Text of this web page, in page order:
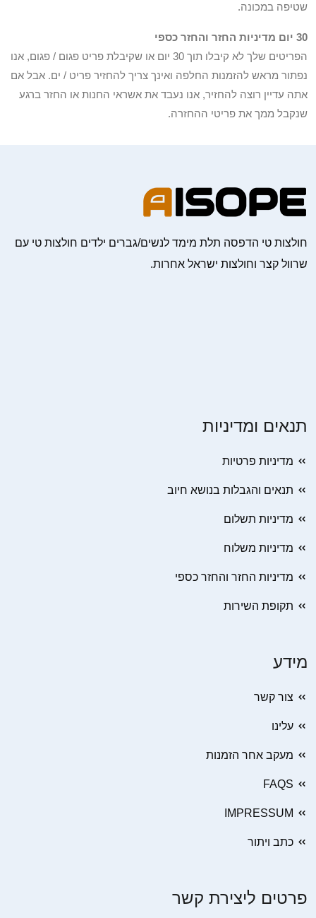
שטיפה במכונה.
30 יום מדיניות החזר והחזר כספי
הפריטים שלך לא קיבלו תוך 30 יום או שקיבלת פריט פגום / פגום, אנו
נפתור מראש להזמנות החלפה ואינך צריך להחזיר פריט / ים. אבל אם
אתה עדיין רוצה להחזיר, אנו נעבד את אשראי החנות או החזר ברגע
שנקבל ממך את פריטי ההחזרה.
חולצות טי הדפסה תלת מימד לנשים/גברים ילדים חולצות טי עם
שרוול קצר וחולצות ישראל אחרות.
תנאים ומדיניות
מדיניות פרטיות
תנאים והגבלות בנושא חיוב
מדיניות תשלום
מדיניות משלוח
מדיניות החזר והחזר כספי
תקופת השירות
מידע
צור קשר
עלינו
מעקב אחר הזמנות
FAQS
IMPRESSUM
כתב ויתור
פרטים ליצירת קשר